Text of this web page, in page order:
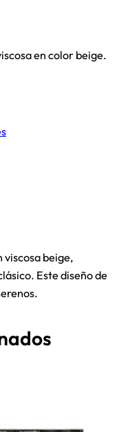
en color beige.
viscosa beige,
Este diseño de